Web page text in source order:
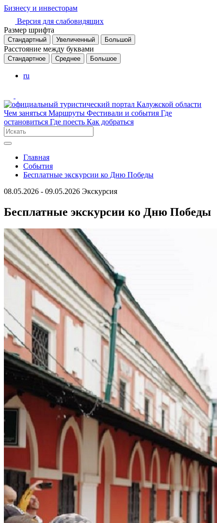
Бизнесу и инвесторам
Версия для слабовидящих
Размер шрифта
Стандартный Увеличенный Большой
Расстояние между буквами
Стандартное Среднее Большое
ru
Чем заняться Маршруты Фестивали и события Где
остановиться Где поесть Как добраться
Главная
События
Бесплатные экскурсии ко Дню Победы
08.05.2026 - 09.05.2026 Экскурсия
Бесплатные экскурсии ко Дню Победы